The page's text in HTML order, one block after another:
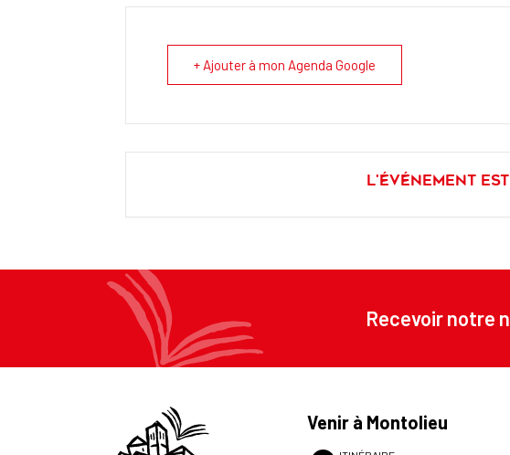
+ Ajouter à mon Agenda Google
L'événement
Recevoir notre
Venir à Montolieu